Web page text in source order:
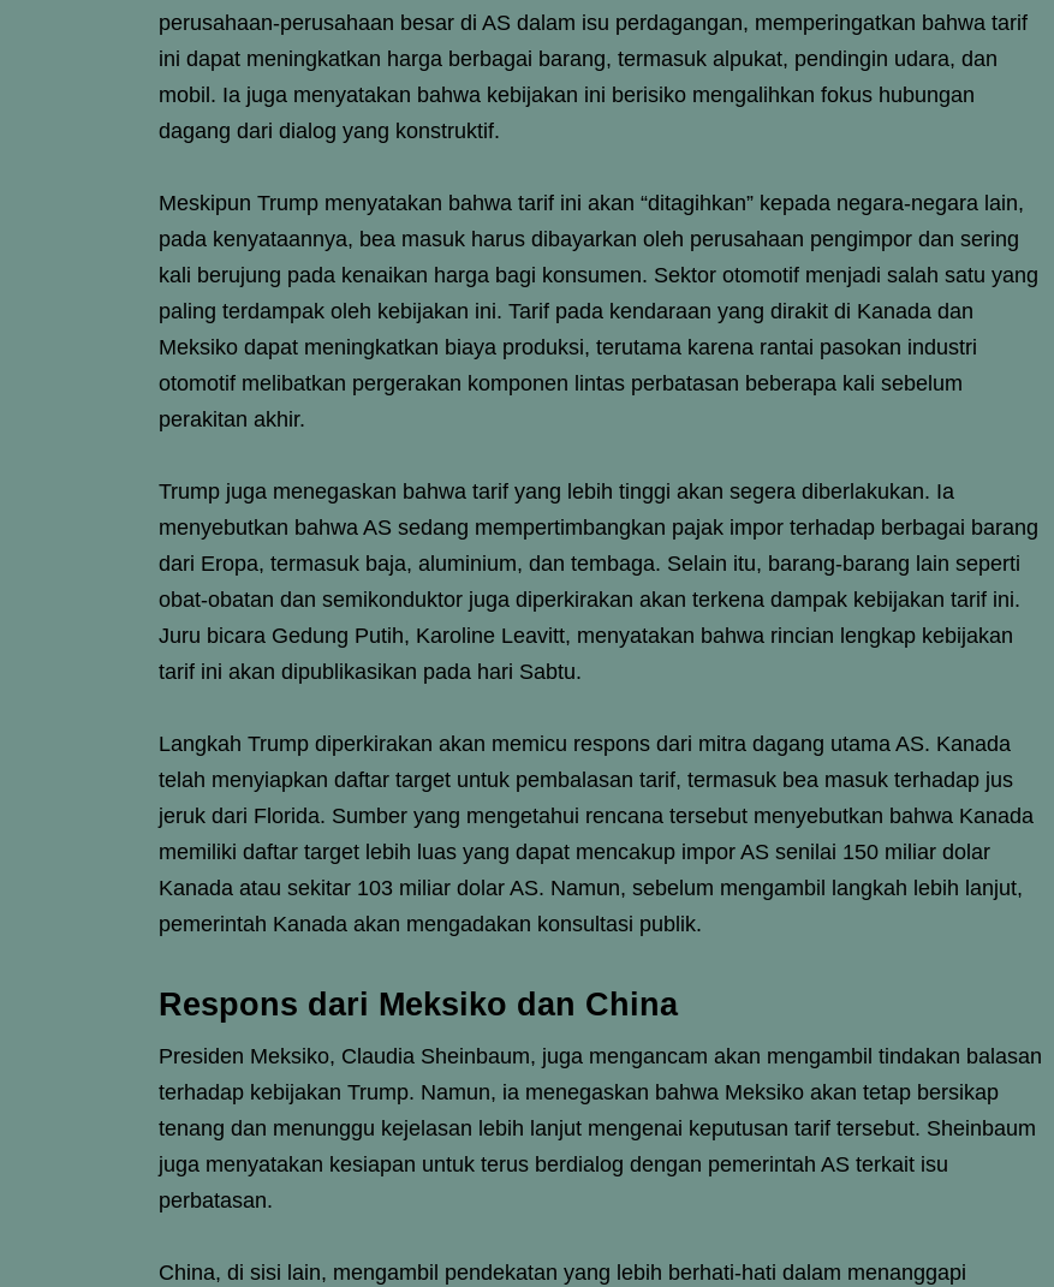
perusahaan-perusahaan besar di AS dalam isu perdagangan, memperingatkan bahwa tarif
ini dapat meningkatkan harga berbagai barang, termasuk alpukat, pendingin udara, dan
mobil. Ia juga menyatakan bahwa kebijakan ini berisiko mengalihkan fokus hubungan
dagang dari dialog yang konstruktif.
Meskipun Trump menyatakan bahwa tarif ini akan “ditagihkan” kepada negara-negara lain,
pada kenyataannya, bea masuk harus dibayarkan oleh perusahaan pengimpor dan sering
kali berujung pada kenaikan harga bagi konsumen. Sektor otomotif menjadi salah satu yang
paling terdampak oleh kebijakan ini. Tarif pada kendaraan yang dirakit di Kanada dan
Meksiko dapat meningkatkan biaya produksi, terutama karena rantai pasokan industri
otomotif melibatkan pergerakan komponen lintas perbatasan beberapa kali sebelum
perakitan akhir.
Trump juga menegaskan bahwa tarif yang lebih tinggi akan segera diberlakukan. Ia
menyebutkan bahwa AS sedang mempertimbangkan pajak impor terhadap berbagai barang
dari Eropa, termasuk baja, aluminium, dan tembaga. Selain itu, barang-barang lain seperti
obat-obatan dan semikonduktor juga diperkirakan akan terkena dampak kebijakan tarif ini.
Juru bicara Gedung Putih, Karoline Leavitt, menyatakan bahwa rincian lengkap kebijakan
tarif ini akan dipublikasikan pada hari Sabtu.
Langkah Trump diperkirakan akan memicu respons dari mitra dagang utama AS. Kanada
telah menyiapkan daftar target untuk pembalasan tarif, termasuk bea masuk terhadap jus
jeruk dari Florida. Sumber yang mengetahui rencana tersebut menyebutkan bahwa Kanada
memiliki daftar target lebih luas yang dapat mencakup impor AS senilai 150 miliar dolar
Kanada atau sekitar 103 miliar dolar AS. Namun, sebelum mengambil langkah lebih lanjut,
pemerintah Kanada akan mengadakan konsultasi publik.
Respons dari Meksiko dan China
Presiden Meksiko, Claudia Sheinbaum, juga mengancam akan mengambil tindakan balasan
terhadap kebijakan Trump. Namun, ia menegaskan bahwa Meksiko akan tetap bersikap
tenang dan menunggu kejelasan lebih lanjut mengenai keputusan tarif tersebut. Sheinbaum
juga menyatakan kesiapan untuk terus berdialog dengan pemerintah AS terkait isu
perbatasan.
China, di sisi lain, mengambil pendekatan yang lebih berhati-hati dalam menanggapi